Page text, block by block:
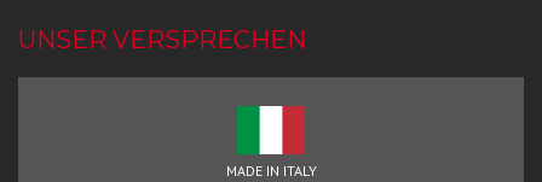
UNSER VERSPRECHEN
MADE IN ITALY